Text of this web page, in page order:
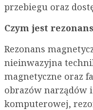
przebiegu oraz
Czym jest
Rezonans
nieinwazyjna
magnetyczne oraz
obrazów narządów
komputerowej,